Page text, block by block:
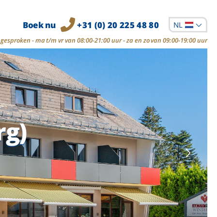
Boek nu +31 (0) 20 225 48 80 NL
- ma t/m vr van 08:00-21:00 uur - za en zo van 09:00-19:00 uur